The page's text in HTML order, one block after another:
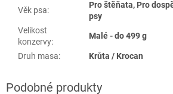
Věk psa:
Pro štěňata, Pro
psy
Velikost
konzervy:
Malé - do 499 g
Druh masa: Krůta / Krocan